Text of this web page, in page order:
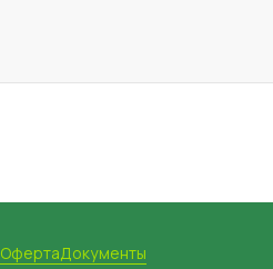
ОфертаДокументы